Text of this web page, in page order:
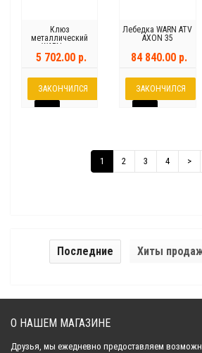
Клюз
металлический
WARN для
автомобильных
лебедок
5 702.00 р.
ЗАКОНЧИЛСЯ
Лебедка WARN ATV
AXON 35
84 840.00 р.
ЗАКОНЧИЛСЯ
1 2 3 4 >
Последние Хиты
О НАШЕМ МАГАЗИНЕ
Друзья, мы ежедневно предоставляем